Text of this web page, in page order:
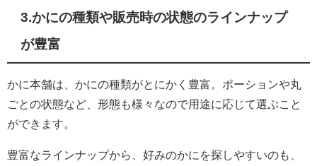
すすめ！
かにの通販サイトは、数多く存在しています。値下げ競争
が起こって品質が低下してしまっているサイトがあるの